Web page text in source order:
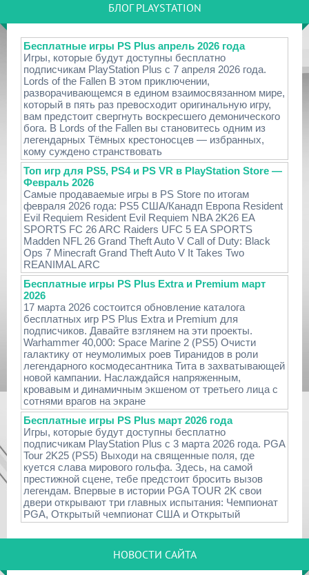
БЛОГ PLAYSTATION
Бесплатные игры PS Plus апрель 2026 года
Игры, которые будут доступны бесплатно
подписчикам PlayStation Plus с 7 апреля 2026 года.
Lords of the Fallen В этом приключении,
разворачивающемся в едином взаимосвязанном мире,
который в пять раз превосходит оригинальную игру,
вам предстоит свергнуть воскресшего демонического
бога. В Lords of the Fallen вы становитесь одним из
легендарных Тёмных крестоносцев — избранных,
кому суждено странствовать
Топ игр для PS5, PS4 и PS VR в PlayStation Store —
Февраль 2026
Самые продаваемые игры в PS Store по итогам
февраля 2026 года: PS5 США/Канадп Европа Resident
Evil Requiem Resident Evil Requiem NBA 2K26 EA
SPORTS FC 26 ARC Raiders UFC 5 EA SPORTS
Madden NFL 26 Grand Theft Auto V Call of Duty: Black
Ops 7 Minecraft Grand Theft Auto V It Takes Two
REANIMAL ARC
Бесплатные игры PS Plus Extra и Premium март
2026
17 марта 2026 состоится обновление каталога
бесплатных игр PS Plus Extra и Premium для
подписчиков. Давайте взглянем на эти проекты.
Warhammer 40,000: Space Marine 2 (PS5) Очисти
галактику от неумолимых роев Тиранидов в роли
легендарного космодесантника Тита в захватывающей
новой кампании. Наслаждайся напряженным,
кровавым и динамичным экшеном от третьего лица с
сотнями врагов на экране
Бесплатные игры PS Plus март 2026 года
Игры, которые будут доступны бесплатно
подписчикам PlayStation Plus с 3 марта 2026 года. PGA
Tour 2K25 (PS5) Выходи на священные поля, где
куется слава мирового гольфа. Здесь, на самой
престижной сцене, тебе предстоит бросить вызов
легендам. Впервые в истории PGA TOUR 2K свои
двери открывают три главных испытания: Чемпионат
PGA, Открытый чемпионат США и Открытый
НОВОСТИ САЙТА